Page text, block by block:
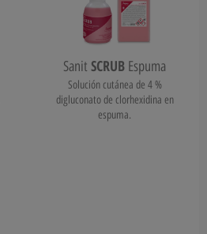
Sanit SCRUB Espuma
Solución cutánea de 4 %
digluconato de clorhexidina en
espuma.